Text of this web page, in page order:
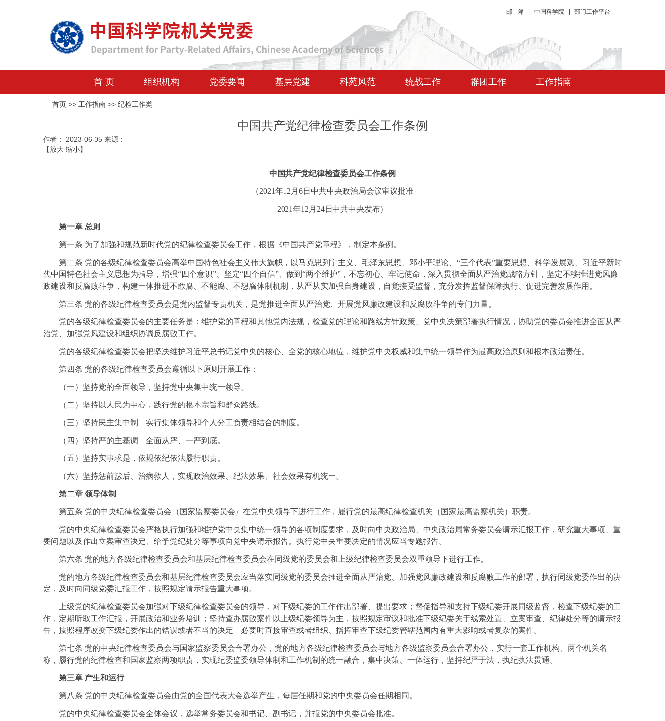
邮 箱 中国科学院 部门工作平台
首 页 组织机构 党委要闻 基层党建 科苑风范 统战工作 群团工作 工作指南
首页 >> 工作指南 >> 纪检工作类
中国共产党纪律检查委员会工作条例
作者： 2023-06-05 来源：
【放大 缩小】
中国共产党纪律检查委员会工作条例
（2021年12月6日中共中央政治局会议审议批准
2021年12月24日中共中央发布）
第一章 总则
第一条 为了加强和规范新时代党的纪律检查委员会工作，根据《中国共产党章程》，制定本条例。
第二条 党的各级纪律检查委员会高举中国特色社会主义伟大旗帜，以马克思列宁主义、毛泽东思想、邓小平理论、“三个代表”重要思想、科学发展观、习近平新时
代中国特色社会主义思想为指导，增强“四个意识”、坚定“四个自信”、做到“两个维护”，不忘初心、牢记使命，深入贯彻全面从严治党战略方针，坚定不移推进党风廉
政建设和反腐败斗争，构建一体推进不敢腐、不能腐、不想腐体制机制，从严从实加强自身建设，自觉接受监督，充分发挥监督保障执行、促进完善发展作用。
第三条 党的各级纪律检查委员会是党内监督专责机关，是党推进全面从严治党、开展党风廉政建设和反腐败斗争的专门力量。
党的各级纪律检查委员会的主要任务是：维护党的章程和其他党内法规，检查党的理论和路线方针政策、党中央决策部署执行情况，协助党的委员会推进全面从严
治党、加强党风建设和组织协调反腐败工作。
党的各级纪律检查委员会把坚决维护习近平总书记党中央的核心、全党的核心地位，维护党中央权威和集中统一领导作为最高政治原则和根本政治责任。
第四条 党的各级纪律检查委员会遵循以下原则开展工作：
（一）坚持党的全面领导，坚持党中央集中统一领导。
（二）坚持以人民为中心，践行党的根本宗旨和群众路线。
（三）坚持民主集中制，实行集体领导和个人分工负责相结合的制度。
（四）坚持严的主基调，全面从严、一严到底。
（五）坚持实事求是，依规依纪依法履行职责。
（六）坚持惩前毖后、治病救人，实现政治效果、纪法效果、社会效果有机统一。
第二章 领导体制
第五条 党的中央纪律检查委员会（国家监察委员会）在党中央领导下进行工作，履行党的最高纪律检查机关（国家最高监察机关）职责。
党的中央纪律检查委员会严格执行加强和维护党中央集中统一领导的各项制度要求，及时向中央政治局、中央政治局常务委员会请示汇报工作，研究重大事项、重
要问题以及作出立案审查决定、给予党纪处分等事项向党中央请示报告。执行党中央重要决定的情况应当专题报告。
第六条 党的地方各级纪律检查委员会和基层纪律检查委员会在同级党的委员会和上级纪律检查委员会双重领导下进行工作。
党的地方各级纪律检查委员会和基层纪律检查委员会应当落实同级党的委员会推进全面从严治党、加强党风廉政建设和反腐败工作的部署，执行同级党委作出的决
定，及时向同级党委汇报工作，按照规定请示报告重大事项。
上级党的纪律检查委员会加强对下级纪律检查委员会的领导，对下级纪委的工作作出部署、提出要求；督促指导和支持下级纪委开展同级监督，检查下级纪委的工
作，定期听取工作汇报，开展政治和业务培训；坚持查办腐败案件以上级纪委领导为主，按照规定审议和批准下级纪委关于线索处置、立案审查、纪律处分等的请示报
告，按照程序改变下级纪委作出的错误或者不当的决定，必要时直接审查或者组织、指挥审查下级纪委管辖范围内有重大影响或者复杂的案件。
第七条 党的中央纪律检查委员会与国家监察委员会合署办公，党的地方各级纪律检查委员会与地方各级监察委员会合署办公，实行一套工作机构、两个机关名
称，履行党的纪律检查和国家监察两项职责，实现纪委监委领导体制和工作机制的统一融合，集中决策、一体运行，坚持纪严于法，执纪执法贯通。
第三章 产生和运行
第八条 党的中央纪律检查委员会由党的全国代表大会选举产生，每届任期和党的中央委员会任期相同。
党的中央纪律检查委员会全体会议，选举常务委员会和书记、副书记，并报党的中央委员会批准。